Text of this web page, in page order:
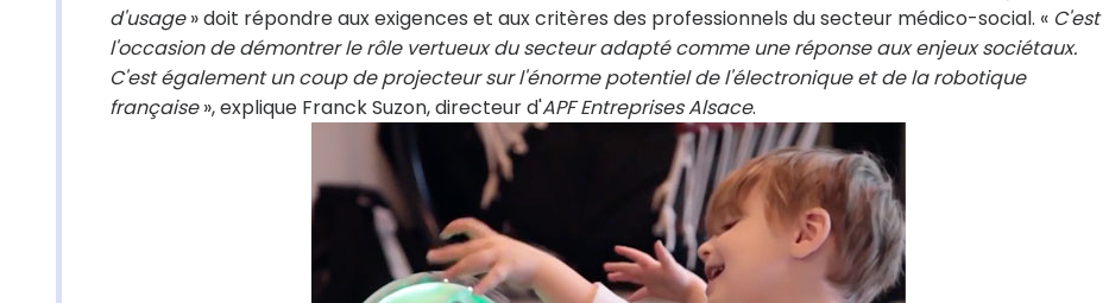
d'usage» doit répondre aux exigences et aux critères des professionnels du secteur médico-social. « C'est
l'occasion de démontrer le rôle vertueux du secteur adapté comme une réponse aux enjeux sociétaux.
C'est également un coup de projecteur sur l'énorme potentiel de l'électronique et de la robotique
française», explique Franck Suzon, directeur d'APF Entreprises Alsace.